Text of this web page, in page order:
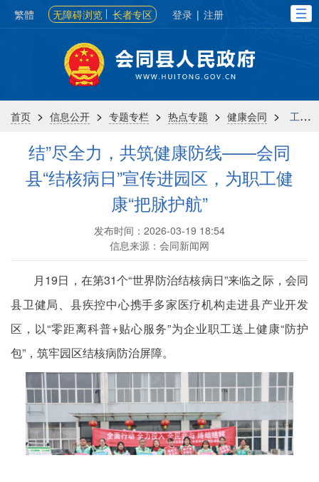
繁體 无障碍浏览 长者专区 登录 | 注册
首页 > 信息公开 > 专题专栏 > 热点专题 > 健康会同 > 工作动态
结”尽全力，共筑健康防线——会同
县“结核病日”宣传进园区，为职工健
康“把脉护航”
发布时间：2026-03-19 18:54
信息来源：会同新闻网
月19日，在第31个“世界防治结核病日”来临之际，会同
县卫健局、县疾控中心携手多家医疗机构走进县产业开发
区，以“零距离科普+贴心服务”为企业职工送上健康“防护
包”，筑牢园区结核病防治屏障。